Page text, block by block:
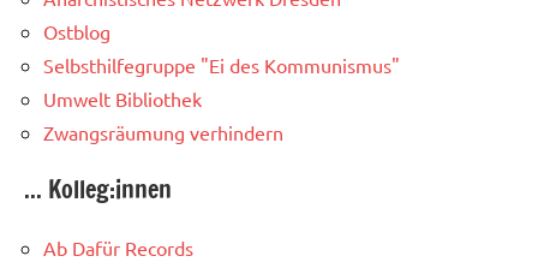
Ostblog
Selbsthilfegruppe "Ei des Kommunismus"
Umwelt Bibliothek
Zwangsräumung verhindern
... Kolleg:innen
Ab Dafür Records